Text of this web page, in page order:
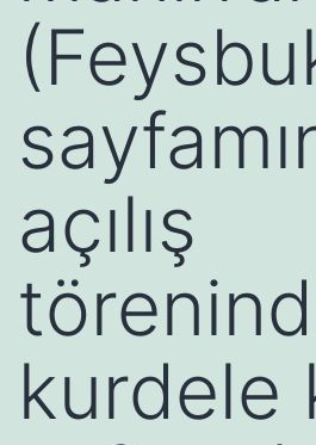
açılış
kurdele